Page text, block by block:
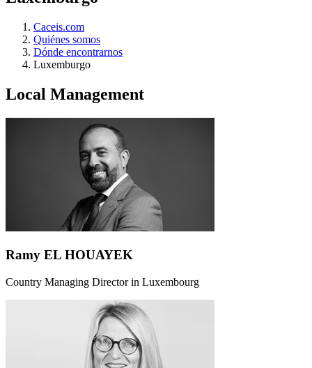
Caceis.com
Quiénes somos
Dónde encontrarnos
Luxemburgo
Local Management
Ramy EL HOUAYEK
Country Managing Director in Luxembourg